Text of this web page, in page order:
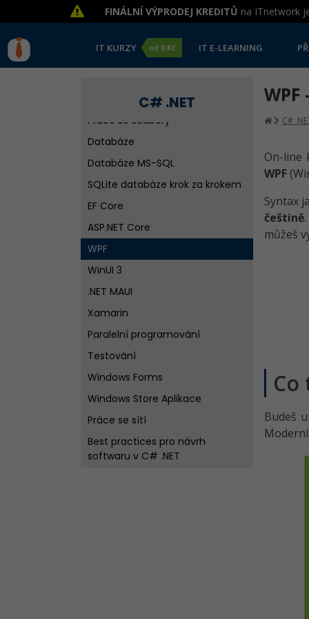
FINÁLNÍ VÝPRODEJ KREDITŮ na ITnetwork
IT KURZY od 0 Kč IT E-LEARNING
C# .NET
Základní konstrukce
Objektově orientované
programování
UML a objektový návrh v C# .NET
Práce se soubory
Databáze
Databáze MS-SQL
SQLite databáze krok za krokem
EF Core
ASP.NET Core
WPF
WinUI 3
.NET MAUI
Xamarin
Paralelní programování
Testování
Windows Forms
Windows Store Aplikace
Práce se sítí
Best practices pro návrh
softwaru v C# .NET
C#
On-line
WPF
Syntax
češtině
můžeš
Co
Budeš